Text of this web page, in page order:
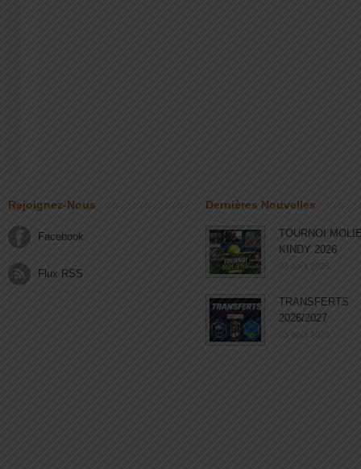
Rejoignez-Nous
Facebook
Flux RSS
Dernières Nouvelles
TOURNOI
KINDY 2026
03 août 2026
TRANSFERTS
2026/2027
03 août 2026